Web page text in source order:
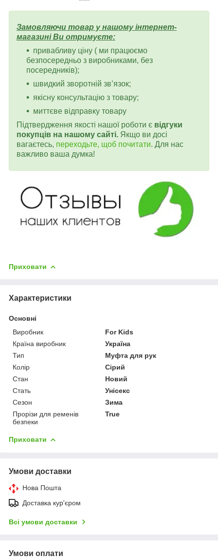
Замовляючи товар у нашому інтернет-
магазині Ви отримуєте:
привабливу ціну ( ми працюємо
безпосередньо з виробниками, без
посередників);
швидкий зворотній зв’язок;
якісну консультацію з товару;
миттєве відправку товару
Підтвердження якості нашої роботи є відгуки
покупців на нашому сайті. Якщо ви досі
вагаєтесь, переходьте, щоб почитати. Для нас
важливо ваша думка!
Приховати
Характеристики
Основні
Виробник
For Kids
Країна виробник
Україна
Тип
Муфта для рук
Колір
Сірий
Стан
Новий
Стать
Унісекс
Сезон
Зима
Прорізи для ременів
безпеки
True
Приховати
Умови доставки
Нова Пошта
Доставка кур'єром
Всі умови доставки
Умови оплати